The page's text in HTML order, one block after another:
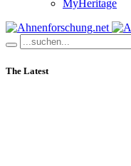
MyHeritage
The Latest